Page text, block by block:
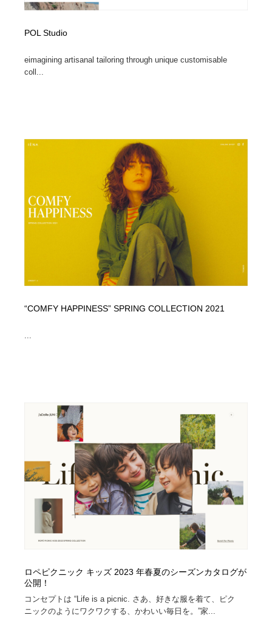
POL Studio
eimagining artisanal tailoring through unique customisable
coll...
“COMFY HAPPINESS” SPRING COLLECTION 2021
...
ロペピクニック キッズ 2023 年春夏のシーズンカタログが
公開！
コンセプトは “Life is a picnic. さあ、好きな服を着て、ピク
ニックのようにワクワクする、かわいい毎日を。”家...